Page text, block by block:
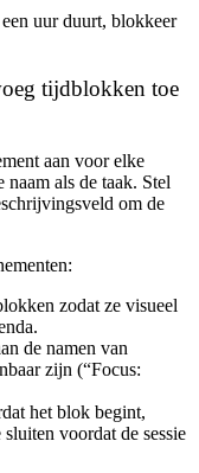
uur duurt, blokkeer
tijdblokken toe
aan voor elke
als de taak. Stel
om de
zodat ze visueel
de namen van
zijn (“Focus:
het blok begint,
voordat de sessie